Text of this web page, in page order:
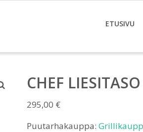
ETUSIVU
CHEF LIESITASO
295,00 €
Puutarhakauppa: